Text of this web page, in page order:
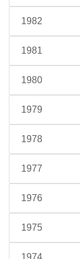
1982
1981
1980
1979
1978
1977
1976
1975
1974